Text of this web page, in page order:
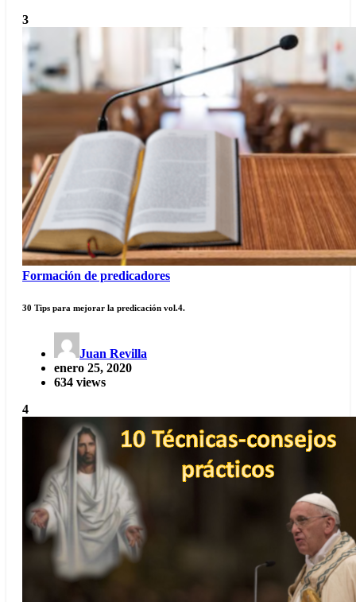
3
Formación de predicadores
30 Tips para mejorar la predicación vol.4.
Juan Revilla
enero 25, 2020
634 views
4